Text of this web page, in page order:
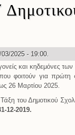
2025 - 19:00.
και κηδεμόνες
φοιτούν για
26 Μαρτίου 2025.
του Δημοτικού
12-2019.